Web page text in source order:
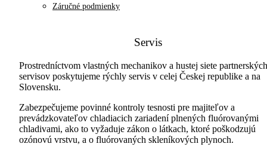
Záručné podmienky
Servis
Prostredníctvom vlastných mechanikov a hustej siete partnerských
servisov poskytujeme rýchly servis v celej Českej republike a na
Slovensku.
Zabezpečujeme povinné kontroly tesnosti pre majiteľov a
prevádzkovateľov chladiacich zariadení plnených fluórovanými
chladivami, ako to vyžaduje zákon o látkach, ktoré poškodzujú
ozónovú vrstvu, a o fluórovaných skleníkových plynoch.